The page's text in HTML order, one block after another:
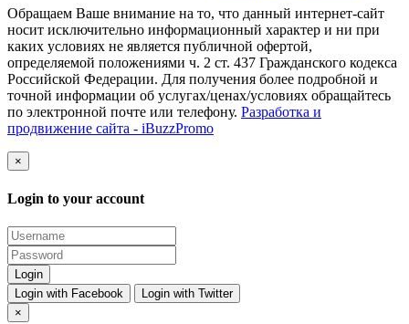
Обращаем Ваше внимание на то, что данный интернет-сайт
носит исключительно информационный характер и ни при
каких условиях не является публичной офертой,
определяемой положениями ч. 2 ст. 437 Гражданского кодекса
Российской Федерации. Для получения более подробной и
точной информации об услугах/ценах/условиях обращайтесь
по электронной почте или телефону. Разработка и
продвижение сайта - iBuzzPromo
×
Login to your account
Login with Facebook
Login with Twitter
×